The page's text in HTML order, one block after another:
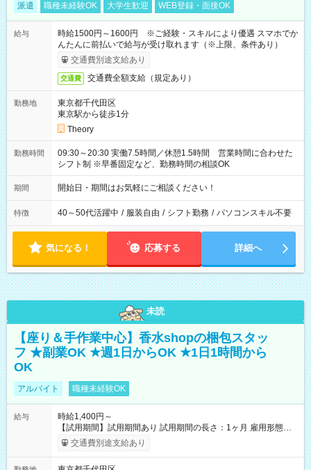
派遣 職種未経験OK 大学生歓迎 WEB登録・面接OK
給与
時給1500円～1600円 ※ご経験・スキルにより優遇 スマホでか
んたんに前払いで給与が受け取れます（※上限、条件あり）
交通費別途支給あり
交通費 交通費全額支給（規定あり）
勤務地
東京都千代田区
東京駅から徒歩1分
Theory
勤務時間
09:30～20:30 実働7.5時間／休憩1.5時間 営業時間に合わせた
シフト制 ※早番固定など、勤務時間の相談OK
期間 開始日・期間はお気軽にご相談ください！
特徴 40～50代活躍中 / 服装自由 / シフト勤務 / パソコンスキル不要
気になる！ 応募する 詳細へ
未読
【座り＆手作業中心】香水shopの梱包スタッ
フ ★副業OK ★週1日からOK ★1日1時間から
OK
アルバイト 職種未経験OK
給与
時給1,400円～
【試用期間】試用期間あり 試用期間の長さ：1ヶ月 雇用形態、
給与は本採用時と同じです。
交通費別途支給あり